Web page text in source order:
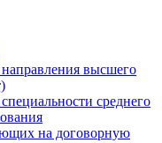
высшего
среднего
на договорную